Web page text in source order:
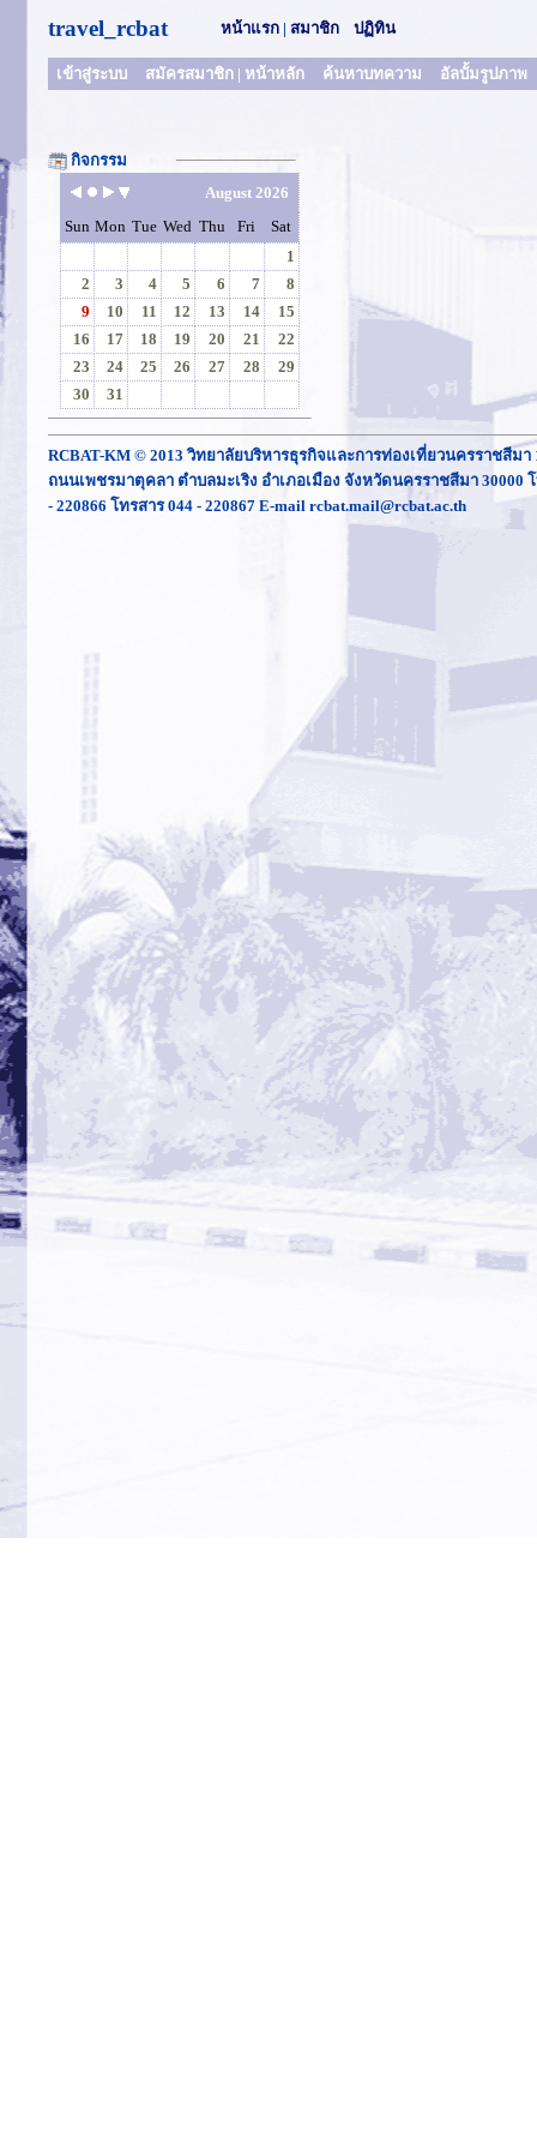
travel_rcbat หน้าแรก | สมาชิก ปฏิทิน
เข้าสู่ระบบ สมัครสมาชิก | หน้าหลัก ค้นหาบทความ อัลบั้มรูปภาพ
กิจกรรม
August 2026
Sun Mon Tue Wed Thu Fri
Sat
1
2
3 4 5 6 7
8
9
10 11 12 13 14
15
16
17 18 19 20 21
22
23
24 25 26 27 28
29
30
31
RCBAT-KM © 2013 วิทยาลัยบริหารธุรกิจและการท่องเที่ยวนครราชสีมา
ถนนเพชรมาตุคลา ตำบลมะเริง อำเภอเมือง จังหวัดนครราชสีมา 30000
- 220866 โทรสาร 044 - 220867 E-mail rcbat.mail@rcbat.ac.th